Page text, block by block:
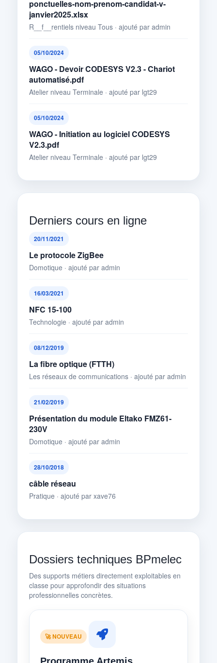
ponctuelles-nom-prenom-candidat-v-
janvier2025.xlsx
R__f__rentiels niveau Tous · ajouté par admin
05/10/2024
WAGO - Devoir CODESYS V2.3 - Chariot
automatisé.pdf
Atelier niveau Terminale · ajouté par lgt29
05/10/2024
WAGO - Initiation au logiciel CODESYS
V2.3.pdf
Atelier niveau Terminale · ajouté par lgt29
Derniers cours en ligne
20/11/2021
Le protocole ZigBee
Domotique · ajouté par admin
16/03/2021
NFC 15-100
Technologie · ajouté par admin
08/12/2019
La fibre optique (FTTH)
Les réseaux de communications · ajouté par admin
21/02/2019
Présentation du module Eltako FMZ61-
230V
Domotique · ajouté par admin
28/10/2018
câble réseau
Pratique · ajouté par xave76
Dossiers techniques BPmelec
Des supports métiers directement exploitables en
classe pour approfondir des situations
professionnelles concrètes.
🚀 NOUVEAU